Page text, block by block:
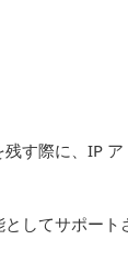
す際に、IP ア
してサポー